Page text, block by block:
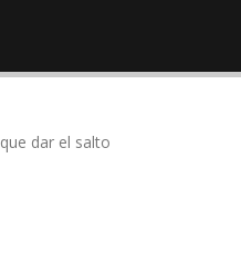
dar el salto